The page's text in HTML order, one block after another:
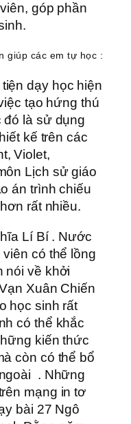
góp phần
giúp các em tự học :
dạy học hiện
tạo hứng thú
đó là sử dụng
kế trên các
Violet,
Lịch sử giáo
án trình chiếu
rất nhiều.
Lí Bí . Nước
có thể lồng
nói về khởi
Xuân Chiến
học sinh rất
có thể khắc
kiến thức
còn có thể bổ
. Những
mạng in tơ
bài 27 Ngô